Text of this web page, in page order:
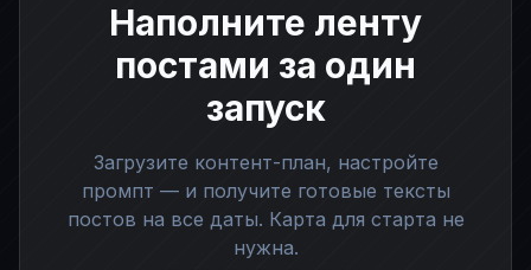
Наполните ленту
постами за один
запуск
Загрузите контент-план, настройте
промпт — и получите готовые тексты
постов на все даты. Карта для старта не
нужна.